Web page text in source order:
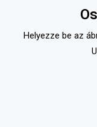
Helyezze be az